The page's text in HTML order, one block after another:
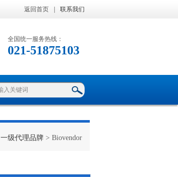
返回首页 联系我们
全国统一服务热线：
021-51875103
一级代理品牌 > Biovendor